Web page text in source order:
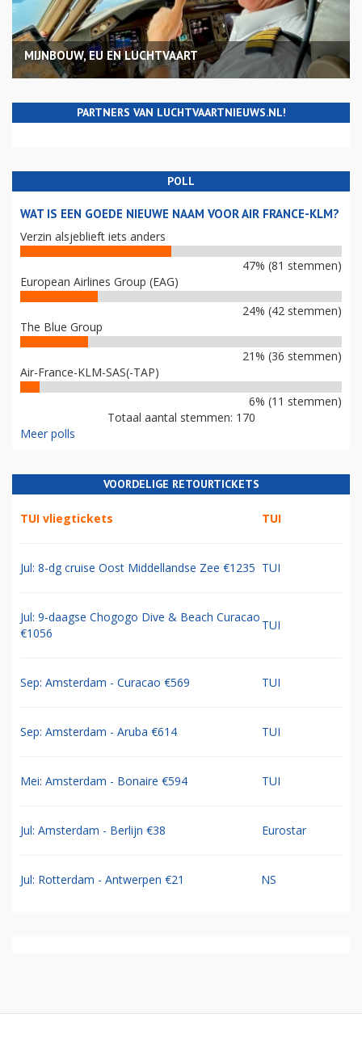
MIJNBOUW, EU EN LUCHTVAART
PARTNERS VAN LUCHTVAARTNIEUWS.NL!
POLL
WAT IS EEN GOEDE NIEUWE NAAM VOOR AIR FRANCE-KLM?
Verzin alsjeblieft iets anders
47% (81 stemmen)
European Airlines Group (EAG)
24% (42 stemmen)
The Blue Group
21% (36 stemmen)
Air-France-KLM-SAS(-TAP)
6% (11 stemmen)
Totaal aantal stemmen: 170
Meer polls
VOORDELIGE RETOURTICKETS
TUI vliegtickets TUI
Jul: 8-dg cruise Oost Middellandse Zee €1235 TUI
Jul: 9-daagse Chogogo Dive & Beach Curacao
€1056
TUI
Sep: Amsterdam - Curacao €569 TUI
Sep: Amsterdam - Aruba €614 TUI
Mei: Amsterdam - Bonaire €594 TUI
Jul: Amsterdam - Berlijn €38 Eurostar
Jul: Rotterdam - Antwerpen €21 NS